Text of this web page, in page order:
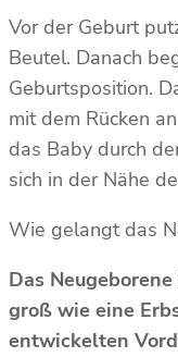
Vor der Geburt
Beutel. Danach
Geburtsposition.
mit dem Rücken
das Baby durch
sich in der Nähe
Wie gelangt das
Das
groß wie eine
entwickelten